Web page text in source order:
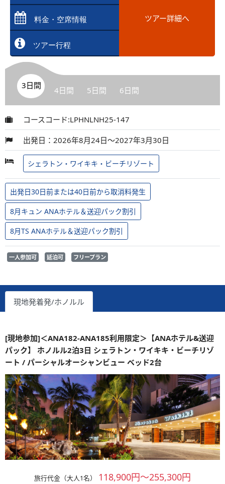
料金・空席情報
ツアー行程
ツアー詳細へ
3日間 4日間 5日間 6日間
コースコード:LPHNLNH25-147
出発日：2026年8月24日～2027年3月30日
シェラトン・ワイキキ・ビーチリゾート
出発日30日前または40日前から取消料発生
8月キュン ANAホテル＆送迎パック割引
8月TS ANAホテル＆送迎パック割引
一人参加可 延泊可 フリープラン
現地発着発/ホノルル
[現地参加]＜ANA182-ANA185利用限定＞【ANAホテル&送迎
パック】 ホノルル2泊3日 シェラトン・ワイキキ・ビーチリゾ
ート / パーシャルオーシャンビュー ベッド2台
旅行代金（大人1名） 118,900円～255,300円